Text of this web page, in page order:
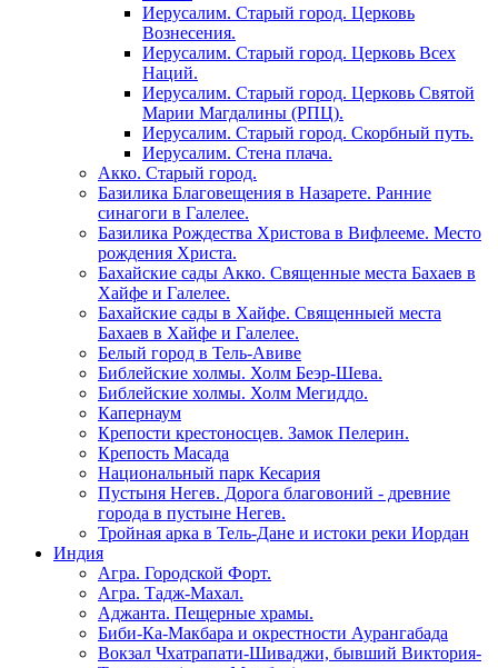
Иерусалим. Старый город. Церковь
Вознесения.
Иерусалим. Старый город. Церковь Всех
Наций.
Иерусалим. Старый город. Церковь Святой
Марии Магдалины (РПЦ).
Иерусалим. Старый город. Скорбный путь.
Иерусалим. Стена плача.
Акко. Старый город.
Базилика Благовещения в Назарете. Ранние
синагоги в Галелее.
Базилика Рождества Христова в Вифлееме. Место
рождения Христа.
Бахайские сады Акко. Священные места Бахаев в
Хайфе и Галелее.
Бахайские сады в Хайфе. Священныей места
Бахаев в Хайфе и Галелее.
Белый город в Тель-Авиве
Библейские холмы. Холм Беэр-Шева.
Библейские холмы. Холм Мегиддо.
Капернаум
Крепости крестоносцев. Замок Пелерин.
Крепость Масада
Национальный парк Кесария
Пустыня Негев. Дорога благовоний - древние
города в пустыне Негев.
Тройная арка в Тель-Дане и истоки реки Иордан
Индия
Агра. Городской Форт.
Агра. Тадж-Махал.
Аджанта. Пещерные храмы.
Биби-Ка-Макбара и окрестности Аурангабада
Вокзал Чхатрапати-Шиваджи, бывший Виктория-